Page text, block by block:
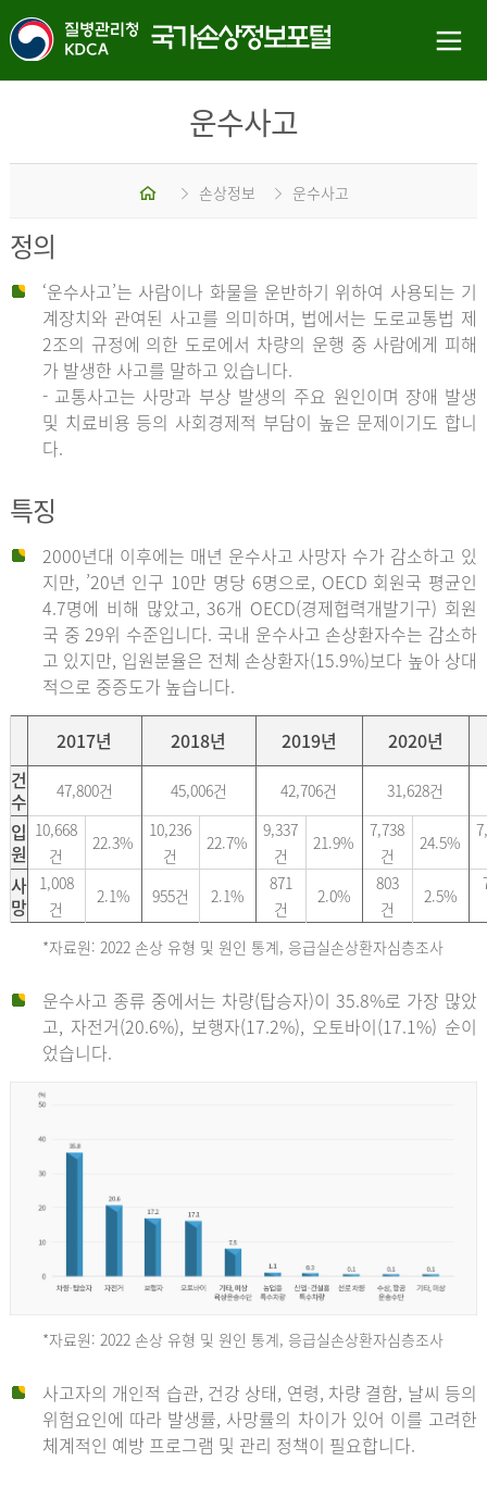
운수사고
홈 손상정보 운수사고
정의
‘운수사고’는 사람이나 화물을 운반하기 위하여 사용되는 기
계장치와 관여된 사고를 의미하며, 법에서는 도로교통법 제
2조의 규정에 의한 도로에서 차량의 운행 중 사람에게 피해
가 발생한 사고를 말하고 있습니다.
- 교통사고는 사망과 부상 발생의 주요 원인이며 장애 발생
및 치료비용 등의 사회경제적 부담이 높은 문제이기도 합니
다.
특징
2000년대 이후에는 매년 운수사고 사망자 수가 감소하고 있
지만, ’20년 인구 10만 명당 6명으로, OECD 회원국 평균인
4.7명에 비해 많았고, 36개 OECD(경제협력개발기구) 회원
국 중 29위 수준입니다. 국내 운수사고 손상환자수는 감소하
고 있지만, 입원분율은 전체 손상환자(15.9%)보다 높아 상대
적으로 중증도가 높습니다.
2017년 2018년 2019년
2020년
건
수
47,800건 45,006건 42,706건 31,628건
입
원
10,668
건
22.3%
10,236
건
22.7%
9,337
건
21.9%
7,738
건
24.5%
사
망
1,008
건
2.1% 955건 2.1%
871
건
2.0%
803
건
2.5%
*자료원: 2022 손상 유형 및 원인 통계, 응급실손상환자심층조사
운수사고 종류 중에서는 차량(탑승자)이 35.8%로 가장 많았
고, 자전거(20.6%), 보행자(17.2%), 오토바이(17.1%) 순이
었습니다.
*자료원: 2022 손상 유형 및 원인 통계, 응급실손상환자심층조사
사고자의 개인적 습관, 건강 상태, 연령, 차량 결함, 날씨 등의
위험요인에 따라 발생률, 사망률의 차이가 있어 이를 고려한
체계적인 예방 프로그램 및 관리 정책이 필요합니다.